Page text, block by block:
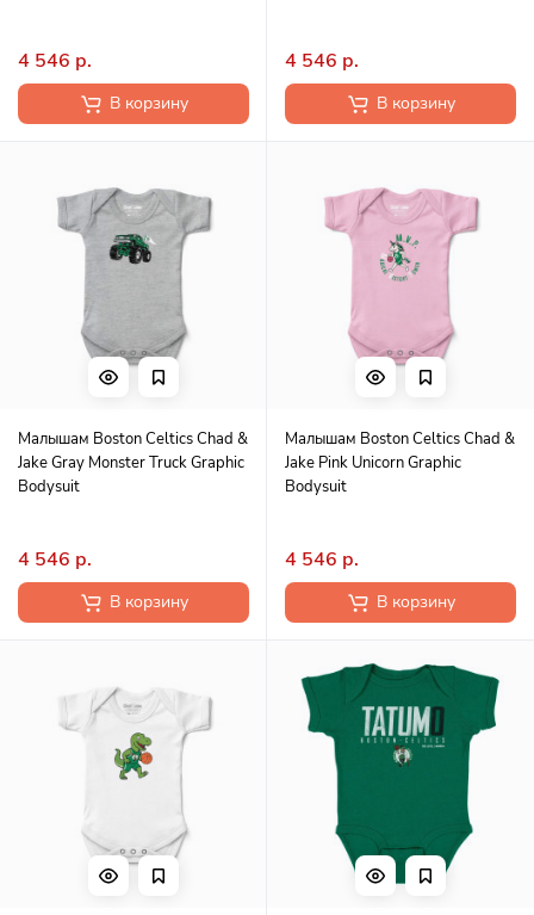
4 546 р.
В корзину
4 546 р.
В корзину
Малышам Boston Celtics Chad &
Jake Gray Monster Truck Graphic
Bodysuit
4 546 р.
В корзину
Малышам Boston Celtics Chad &
Jake Pink Unicorn Graphic
Bodysuit
4 546 р.
В корзину